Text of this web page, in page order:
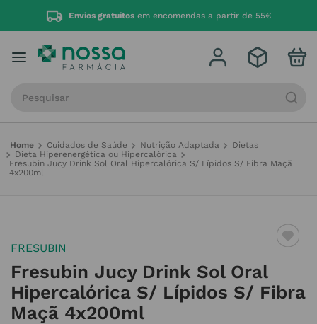
Envios gratuitos em encomendas a partir de 55€
Cuidados de Saúde Nutrição Adaptada
Dietas
Dieta Hiperenergética ou Hipercalórica
Fresubin Jucy Drink Sol Oral Hipercalórica S/ Lípidos S/ Fibra Maçã
4x200ml
FRESUBIN
Fresubin Jucy Drink Sol Oral
Hipercalórica S/ Lípidos S/ Fibra
Maçã 4x200ml